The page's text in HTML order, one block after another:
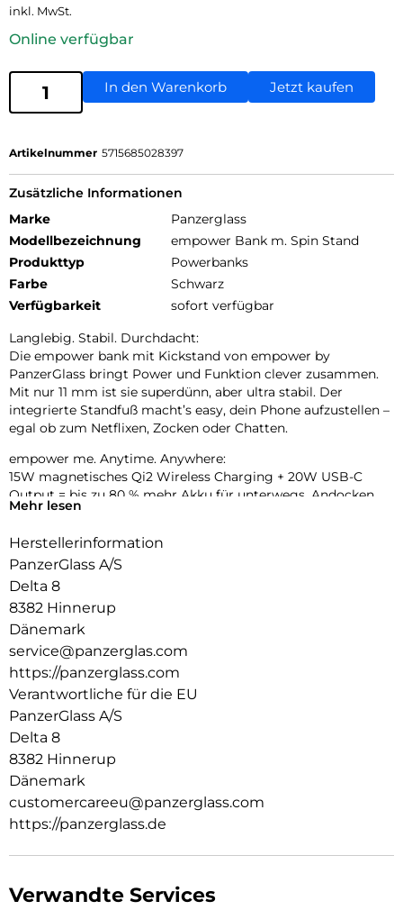
inkl. MwSt.
Online verfügbar
In den Warenkorb Jetzt kaufen
Artikelnummer 5715685028397
Zusätzliche Informationen
Marke
Panzerglass
Modellbezeichnung
empower Bank m. Spin Stand
Produkttyp
Powerbanks
Farbe
Schwarz
Verfügbarkeit
sofort verfügbar
Langlebig. Stabil. Durchdacht:
Die empower bank mit Kickstand von empower by
PanzerGlass bringt Power und Funktion clever zusammen.
Mit nur 11 mm ist sie superdünn, aber ultra stabil. Der
integrierte Standfuß macht’s easy, dein Phone aufzustellen –
egal ob zum Netflixen, Zocken oder Chatten.
empower me. Anytime. Anywhere:
15W magnetisches Qi2 Wireless Charging + 20W USB-C
Output = bis zu 80 % mehr Akku für unterwegs. Andocken,
laden, weitermachen – ganz ohne Kabelsalat. Und das Beste:
Plastikverpackung.
Mehr lesen
Herstellerinformation
PanzerGlass A/S
Delta 8
8382 Hinnerup
Dänemark
service@panzerglas.com
https://panzerglass.com
Verantwortliche für die EU
PanzerGlass A/S
Delta 8
8382 Hinnerup
Dänemark
customercareeu@panzerglass.com
https://panzerglass.de
Verwandte Services